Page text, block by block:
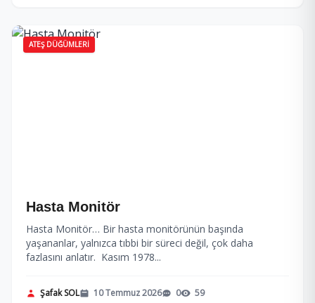
ATEŞ DÜĞÜMLERI
Hasta Monitör
Hasta Monitör… Bir hasta monitörünün başında
yaşananlar, yalnızca tıbbi bir süreci değil, çok daha
fazlasını anlatır. Kasım 1978...
Şafak SOL 10 Temmuz 2026 0 59